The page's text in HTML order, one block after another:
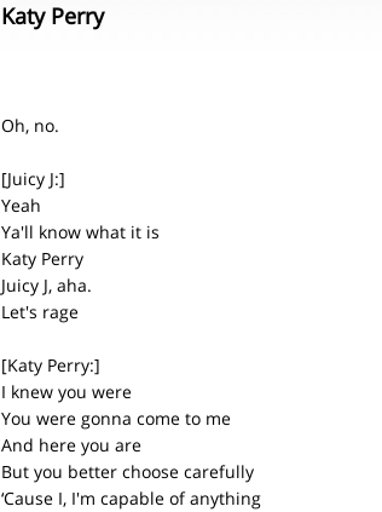
Katy Perry
Oh, no.
[Juicy J:]
Yeah
Ya'll know what it is
Katy Perry
Juicy J, aha.
Let's rage
[Katy Perry:]
I knew you were
You were gonna come to me
And here you are
But you better choose carefully
‘Cause I, I'm capable of anything